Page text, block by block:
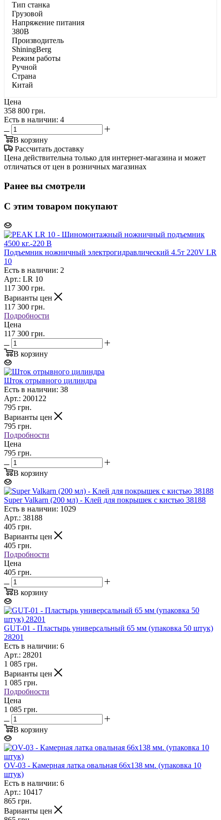
Тип станка
Грузовой
Напряжение питания
380В
Производитель
ShiningBerg
Режим работы
Ручной
Страна
Китай
Цена
358 800 грн.
Есть в наличии: 4
В корзину
Рассчитать доставку
Цена действительна только для интернет-магазина и может
отличаться от цен в розничных магазинах
Ранее вы смотрели
С этим товаром покупают
Подъемник ножничный электрогидравлический 4.5т 220V LR
10
Есть в наличии: 2
Арт.: LR 10
117 300 грн.
Варианты цен
117 300 грн.
Подробности
Цена
117 300 грн.
В корзину
Шток отрывного цилиндра
Есть в наличии: 38
Арт.: 200122
795 грн.
Варианты цен
795 грн.
Подробности
Цена
795 грн.
В корзину
Super Valkarn (200 мл) - Клей для покрышек с кистью 38188
Есть в наличии: 1029
Арт.: 38188
405 грн.
Варианты цен
405 грн.
Подробности
Цена
405 грн.
В корзину
GUT-01 - Пластырь универсальный 65 мм (упаковка 50 штук)
28201
Есть в наличии: 6
Арт.: 28201
1 085 грн.
Варианты цен
1 085 грн.
Подробности
Цена
1 085 грн.
В корзину
OV-03 - Камерная латка овальная 66х138 мм. (упаковка 10
штук)
Есть в наличии: 6
Арт.: 10417
865 грн.
Варианты цен